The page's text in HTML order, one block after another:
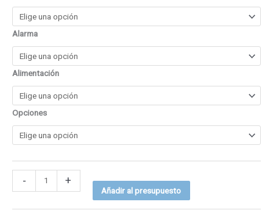
Alarma
Alimentación
Opciones
- +
Añadir al presupuesto